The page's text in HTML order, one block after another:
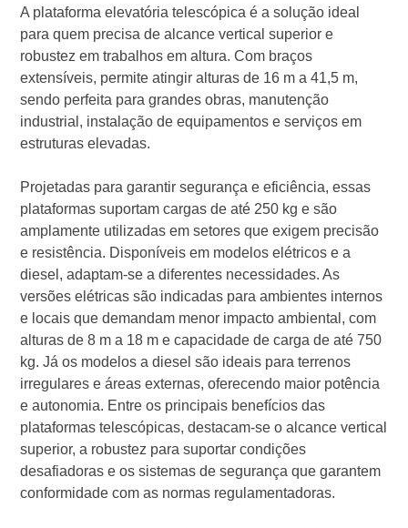
A plataforma elevatória telescópica é a solução ideal
para quem precisa de alcance vertical superior e
robustez em trabalhos em altura. Com braços
extensíveis, permite atingir alturas de 16 m a 41,5 m,
sendo perfeita para grandes obras, manutenção
industrial, instalação de equipamentos e serviços em
estruturas elevadas.
Projetadas para garantir segurança e eficiência, essas
plataformas suportam cargas de até 250 kg e são
amplamente utilizadas em setores que exigem precisão
e resistência. Disponíveis em modelos elétricos e a
diesel, adaptam-se a diferentes necessidades. As
versões elétricas são indicadas para ambientes internos
e locais que demandam menor impacto ambiental, com
alturas de 8 m a 18 m e capacidade de carga de até 750
kg. Já os modelos a diesel são ideais para terrenos
irregulares e áreas externas, oferecendo maior potência
e autonomia. Entre os principais benefícios das
plataformas telescópicas, destacam-se o alcance vertical
superior, a robustez para suportar condições
desafiadoras e os sistemas de segurança que garantem
conformidade com as normas regulamentadoras.